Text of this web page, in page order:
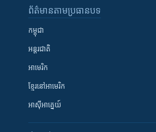
ព័ត៌មាន​តាមប្រធានបទ​
កម្ពុជា
អន្តរជាតិ
អាមេរិក
ខ្មែរ​នៅអាមេរិក
អាស៊ីអាគ្នេយ៍